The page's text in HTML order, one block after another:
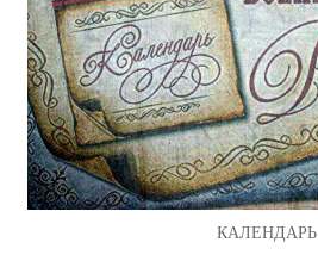
КАЛЕНДАРЬ